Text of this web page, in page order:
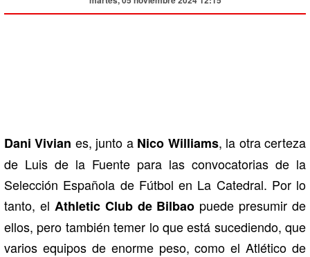
Dani Vivian es, junto a Nico Williams, la otra certeza
de Luis de la Fuente para las convocatorias de la
Selección Española de Fútbol en La Catedral. Por lo
tanto, el Athletic Club de Bilbao puede presumir de
ellos, pero también temer lo que está sucediendo, que
varios equipos de enorme peso, como el Atlético de